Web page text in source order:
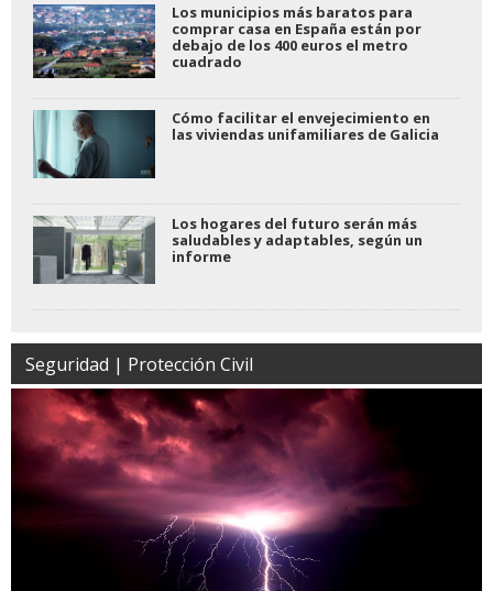
Los municipios más baratos para
comprar casa en España están por
debajo de los 400 euros el metro
cuadrado
Cómo facilitar el envejecimiento en
las viviendas unifamiliares de Galicia
Los hogares del futuro serán más
saludables y adaptables, según un
informe
Seguridad | Protección Civil